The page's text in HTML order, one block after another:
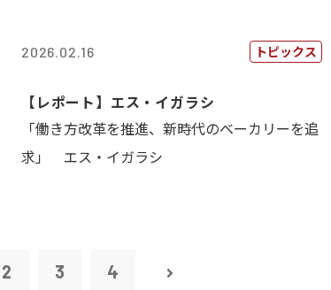
2026.02.16 トピックス
【レポート】エス・イガラシ
「働き方改革を推進、新時代のベーカリーを追
求」 エス・イガラシ
2 3 4